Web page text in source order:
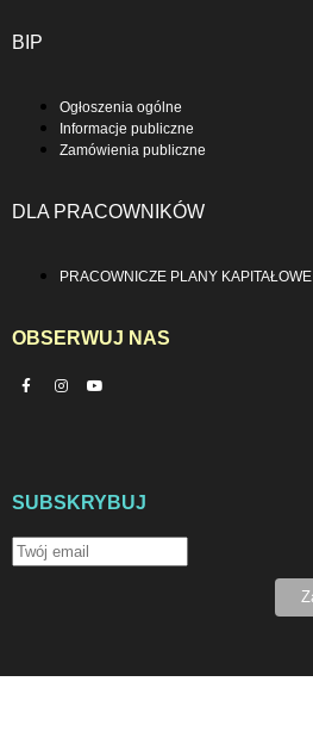
BIP
Ogłoszenia ogólne
Informacje publiczne
Zamówienia publiczne
DLA PRACOWNIKÓW
PRACOWNICZE PLANY KAPITAŁOWE
OBSERWUJ NAS
SUBSKRYBUJ